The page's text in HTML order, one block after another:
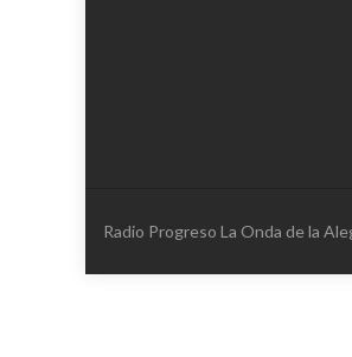
Radio Progreso La Onda de la